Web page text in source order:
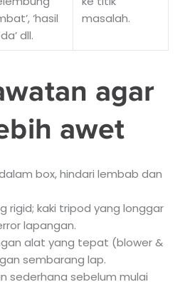
‘hasil
dll.
masalah.
agar
awet
box, hindari lembab dan
rigid; kaki tripod yang longgar
lapangan.
alat yang tepat (blower &
sembarang lap.
sederhana sebelum mulai